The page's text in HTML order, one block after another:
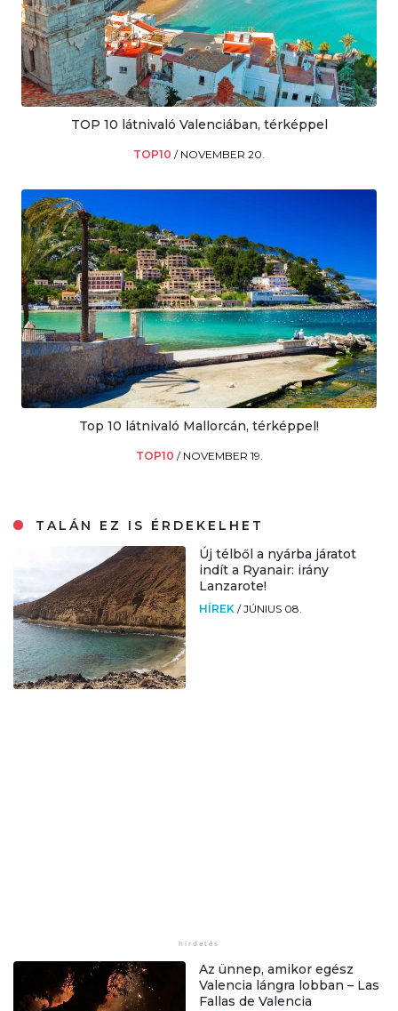
TOP 10 látnivaló Valenciában, térképpel
TOP10 / NOVEMBER 20.
Top 10 látnivaló Mallorcán, térképpel!
TOP10 / NOVEMBER 19.
TALÁN EZ IS ÉRDEKELHET
Új télből a nyárba járatot
indít a Ryanair: irány
Lanzarote!
HÍREK /JÚNIUS 08.
Az ünnep, amikor egész
Valencia lángra lobban – Las
Fallas de Valencia